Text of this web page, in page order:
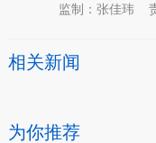
监制：张佳玮
相关新闻
为你推荐